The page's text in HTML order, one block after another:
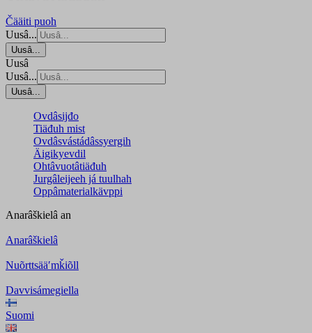
Čääiti puoh
Uusâ...
Uusâ...
Uusâ
Uusâ...
Uusâ...
Ovdâsijđo
Tiäđuh mist
Ovdâsvástádâssyergih
Äigikyevdil
Ohtâvuotâtiäđuh
Jurgâleijeeh já tuulhah
Oppâmaterialkävppi
Anarâškielâ an
Anarâškielâ
Nuõrttsääʹmǩiõll
Davvisámegiella
Suomi